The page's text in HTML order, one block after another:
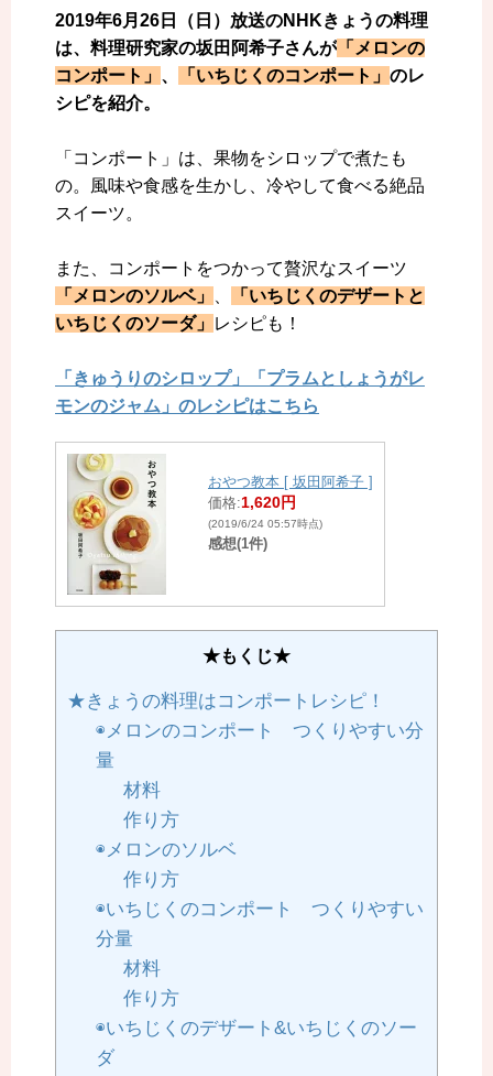
2019年6月26日（日）放送のNHKきょうの料理
は、料理研究家の坂田阿希子さんが 「メロンの
コンポート」 、 「いちじくのコンポート」 のレ
シピを紹介。
「コンポート」は、果物をシロップで煮たも
の。風味や食感を生かし、冷やして食べる絶品
スイーツ。
また、コンポートをつかって贅沢なスイーツ
「メロンのソルベ」
「いちじくのデザートと
いちじくのソーダ」 レシピも！
「きゅうりのシロップ」「プラムとしょうがレ
モンのジャム」のレシピはこちら
おやつ教本 [ 坂田阿希子 ]
価格:1,620円
(2019/6/24 05:57時点)
感想(1件)
★もくじ★
★きょうの料理はコンポートレシピ！
◉メロンのコンポート つくりやすい分
量
材料
作り方
◉メロンのソルベ
作り方
◉いちじくのコンポート つくりやすい
分量
材料
作り方
◉いちじくのデザート&いちじくのソー
ダ